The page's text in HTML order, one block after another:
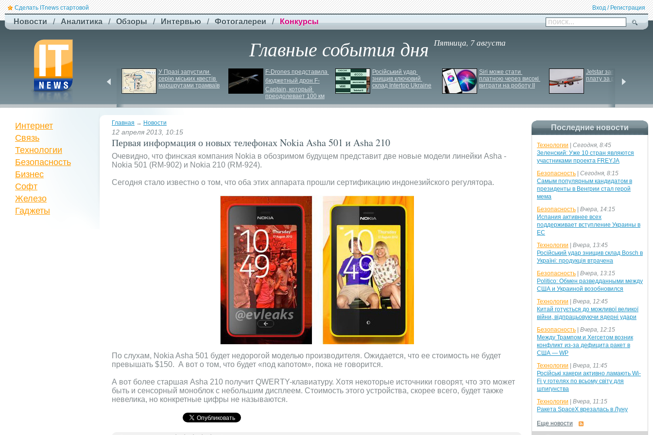
Сделать ITnews стартовой Вход / Регистрация
Новости / Аналитика / Обзоры / Интервью / Фотогалереи / Конкурсы поиск...
Главные события дня Пятница, 7 августа
повітряний штурм за
участю роботів
У Празі запустили
серію міських квестів
маршрутами трамваїв
F-Drones представила
бюджетный дрон F-
Сaptain, который
преодолевает 100 км
Російський удар
знищив ключовий
склад Intertop Ukraine
Siri може стати
платною через високі
витрати на роботу ІІ
Jetstar запроваджує
плату за ручну поклажу
Главная → Новости
12 апреля 2013, 10:15
Первая информация о новых телефонах Nokia Asha 501 и Asha 210
Очевидно, что финская компания Nokia в обозримом будущем представит две новые модели линейки Asha -
Nokia 501 (RM-902) и Nokia 210 (RM-924).
Сегодня стало известно о том, что оба этих аппарата прошли сертификацию индонезийского регулятора.
По слухам, Nokia Asha 501 будет недорогой моделью производителя. Ожидается, что ее стоимость не будет
превышать $150. А вот о том, что будет «под капотом», пока не говорится.
А вот более старшая Asha 210 получит QWERTY-клавиатуру. Хотя некоторые источники говорят, что это может
быть и сенсорный моноблок с небольшим дисплеем. Стоимость этого устройства, скорее всего, будет также
невелика, но конкретные цифры не называются.
Интернет
Связь
Технологии
Безопасность
Бизнес
Софт
Железо
Гаджеты
Последние новости
Технологии
Сегодня, 8:45
Зеленский: Уже 10 стран являются
участниками проекта FREYJA
Безопасность
Сегодня, 8:15
Самым популярным кандидатом в
президенты в Венгрии стал герой
мема
Безопасность
Вчера, 14:15
Испания активнее всех
поддерживает вступление Украины в
ЕС
Технологии
Вчера, 13:45
Російський удар знищив склад Bosch в
Україні: продукція втрачена
Безопасность
Вчера, 13:15
Politico: Обмен разведданными между
США и Украиной возобновился
Технологии
Вчера, 12:45
Китай готується до можливої великої
війни, відпрацьовуючи ядерні удари
Безопасность
Вчера, 12:15
Между Трампом и Хегсетом возник
конфликт из-за дефицита ракет в
США — WP
Технологии
Вчера, 11:45
Російські хакери активно ламають Wi-
Fi у готелях по всьому світу для
шпигунства
Технологии
Вчера, 11:15
Ракета SpaceX врезалась в Луну
Еще новости